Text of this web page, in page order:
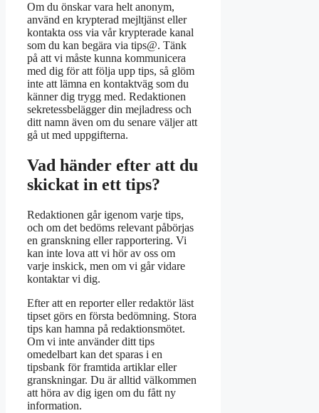
Om du önskar vara helt anonym,
använd en krypterad mejltjänst eller
kontakta oss via vår krypterade kanal
som du kan begära via tips@. Tänk
på att vi måste kunna kommunicera
med dig för att följa upp tips, så glöm
inte att lämna en kontaktväg som du
känner dig trygg med. Redaktionen
sekretessbelägger din mejladress och
ditt namn även om du senare väljer att
gå ut med uppgifterna.
Vad händer efter att du
skickat in ett tips?
Redaktionen går igenom varje tips,
och om det bedöms relevant påbörjas
en granskning eller rapportering. Vi
kan inte lova att vi hör av oss om
varje inskick, men om vi går vidare
kontaktar vi dig.
Efter att en reporter eller redaktör läst
tipset görs en första bedömning. Stora
tips kan hamna på redaktionsmötet.
Om vi inte använder ditt tips
omedelbart kan det sparas i en
tipsbank för framtida artiklar eller
granskningar. Du är alltid välkommen
att höra av dig igen om du fått ny
information.